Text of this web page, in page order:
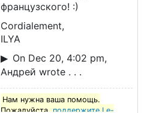
французского! :)
Cordialement,
ILYA
On Dec 20, 4:02 pm,
Андрей wrote . . .
Нам нужна ваша помощь.
Пожалуйста,поддержите Le-